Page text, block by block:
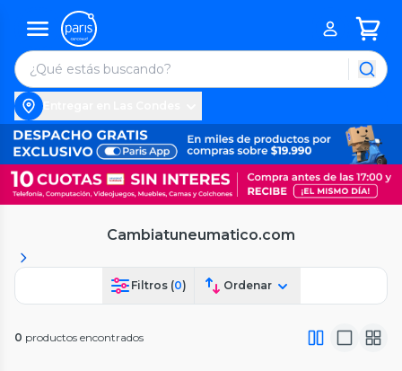
Cambiatuneumatico.com
Filtros (0) Ordenar
0 productos encontrados